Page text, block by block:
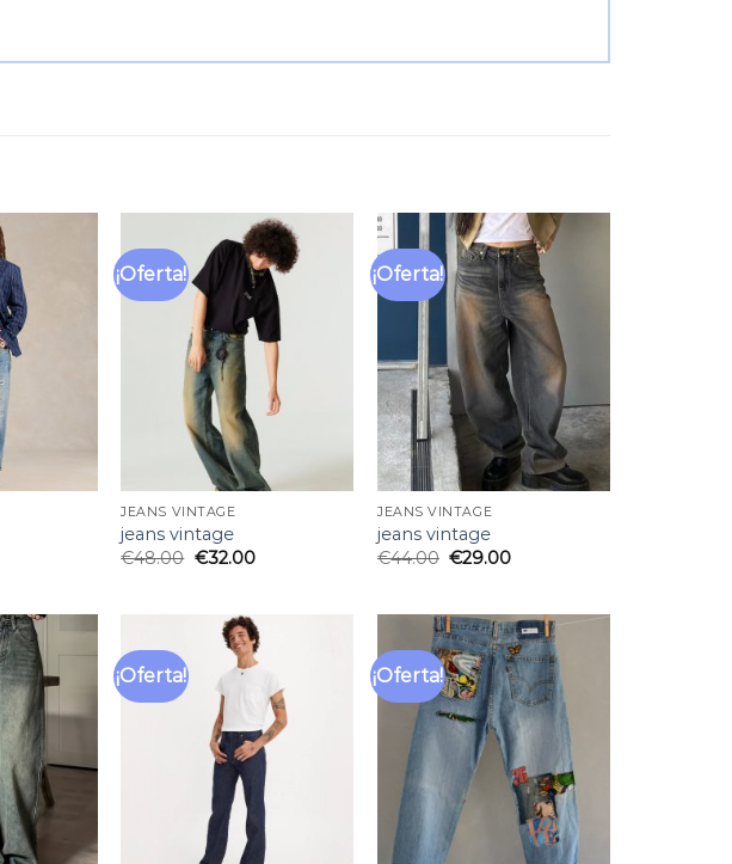
¡Oferta!
JEANS VINTAGE
jeans vintage
€48.00 €32.00
¡Oferta!
deseos
JEANS VINTAGE
jeans vintage
€44.00 €29.00
Añadir
lista
deseos
¡Oferta! ¡Oferta!
Añadir
lista
de
deseos